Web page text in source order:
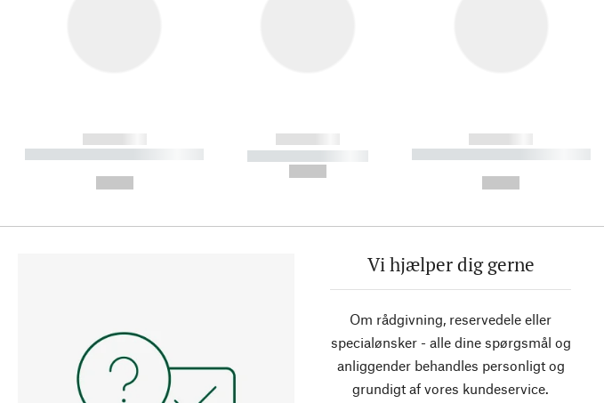
------------
----------- ----------- ----------
------------
----------- -----------
------------
----------- ----------- ----------
Vi hjælper dig gerne
Om rådgivning, reservedele eller
specialønsker - alle dine spørgsmål og
anliggender behandles personligt og
grundigt af vores kundeservice.